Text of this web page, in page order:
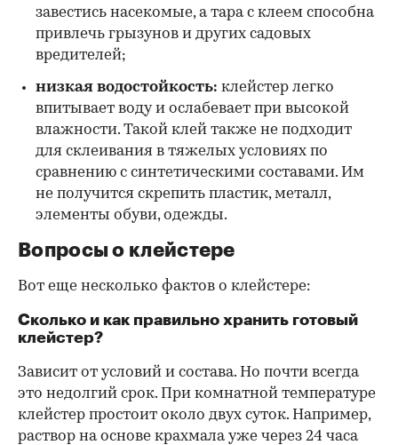
завестись насекомые, а тара с клеем способна
привлечь грызунов и других садовых
вредителей;
низкая водостойкость: клейстер легко
впитывает воду и ослабевает при высокой
влажности. Такой клей также не подходит
для склеивания в тяжелых условиях по
сравнению с синтетическими составами. Им
не получится скрепить пластик, металл,
элементы обуви, одежды.
Вопросы о клейстере
Вот еще несколько фактов о клейстере:
Сколько и как правильно хранить готовый
клейстер?
Зависит от условий и состава. Но почти всегда
это недолгий срок. При комнатной температуре
клейстер простоит около двух суток. Например,
раствор на основе крахмала уже через 24 часа